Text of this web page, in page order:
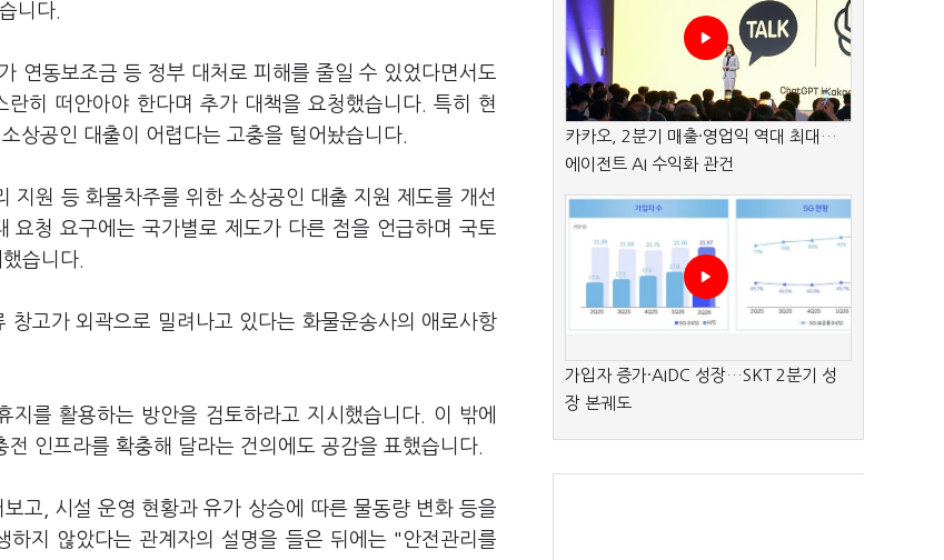
니다.
연동보조금 등 정부 대처로 피해를 줄일 수 있었다면서도
히 떠안아야 한다며 추가 대책을 요청했습니다. 특히 현
상공인 대출이 어렵다는 고충을 털어놨습니다.
지원 등 화물차주를 위한 소상공인 대출 지원 제도를 개선
요청 요구에는 국가별로 제도가 다른 점을 언급하며 국토
습니다.
고가 외곽으로 밀려나고 있다는 화물운송사의 애로사항
를 활용하는 방안을 검토하라고 지시했습니다. 이 밖에
인프라를 확충해 달라는 건의에도 공감을 표했습니다.
고, 시설 운영 현황과 유가 상승에 따른 물동량 변화 등을
지 않았다는 관계자의 설명을 들은 뒤에는 "안전관리를
카카오, 2분기 매출·영업익 역대 최대…
에이전트 AI 수익화 관건
가입자 증가·AIDC 성장…SKT 2분기 성
장 본궤도